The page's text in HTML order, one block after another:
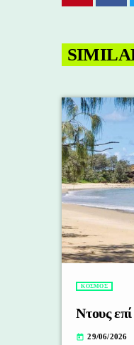
ΚΟΣΜΟΣ
Nτους
today 29/06/2026